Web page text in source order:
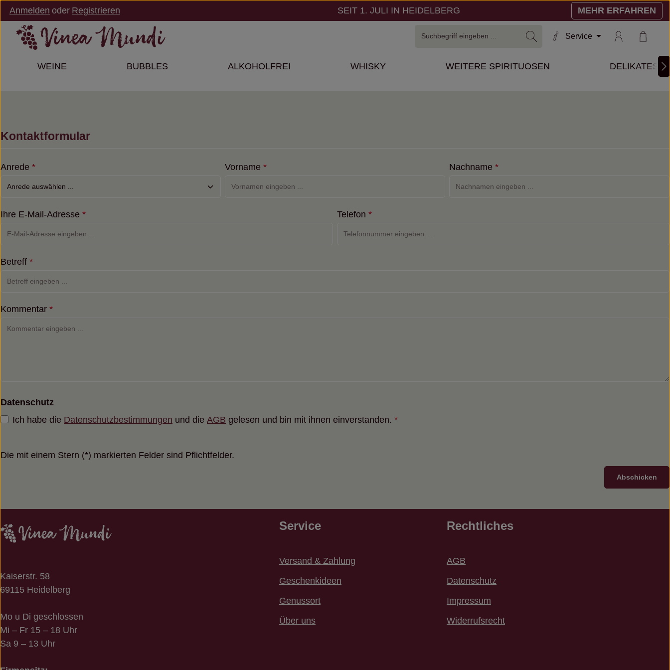
Hauptinhalt springen
Zur Suche springen
Zur Hauptnavigation springen
Anmelden oder Registrieren SEIT 1. JULI IN HEIDELBERG MEHR ERFAHREN
Service
WEINE BUBBLES ALKOHOLFREI WHISKY WEITERE SPIRITUOSEN
Kontaktformular
Anrede * Vorname * Nachname *
Ihre E-Mail-Adresse * Telefon *
Betreff *
Kommentar *
Datenschutz
Ich habe die Datenschutzbestimmungen und die AGB gelesen und bin mit ihnen einverstanden. *
Die mit einem Stern (*) markierten Felder sind Pflichtfelder.
Abschicken
Kaiserstr. 58
69115 Heidelberg
Mo u Di geschlossen
Mi – Fr 15 – 18 Uhr
Sa 9 – 13 Uhr
Service
Versand & Zahlung
Geschenkideen
Genussort
Über uns
Rechtliches
AGB
Datenschutz
Impressum
Widerrufsrecht